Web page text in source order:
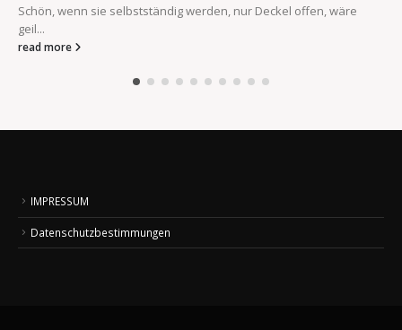
werden, nur Deckel offen, wäre
IMPRESSUM
Datenschutzbestimmungen